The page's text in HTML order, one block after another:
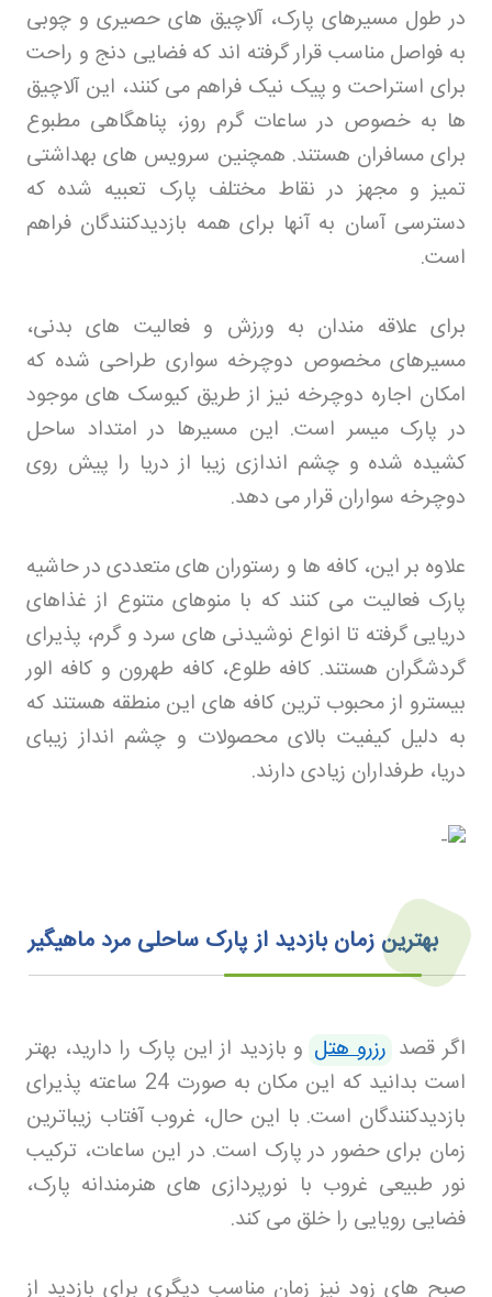
در طول مسیرهای پارک، آلاچیق های حصیری و چوبی
به فواصل مناسب قرار گرفته اند که فضایی دنج و راحت
برای استراحت و پیک نیک فراهم می کنند، این آلاچیق
ها به خصوص در ساعات گرم روز، پناهگاهی مطبوع
برای مسافران هستند. همچنین سرویس های بهداشتی
تمیز و مجهز در نقاط مختلف پارک تعبیه شده که
دسترسی آسان به آنها برای همه بازدیدکنندگان فراهم
است.
برای علاقه مندان به ورزش و فعالیت های بدنی،
مسیرهای مخصوص دوچرخه سواری طراحی شده که
امکان اجاره دوچرخه نیز از طریق کیوسک های موجود
در پارک میسر است. این مسیرها در امتداد ساحل
کشیده شده و چشم اندازی زیبا از دریا را پیش روی
دوچرخه سواران قرار می دهد.
علاوه بر این، کافه ها و رستوران های متعددی در حاشیه
پارک فعالیت می کنند که با منوهای متنوع از غذاهای
دریایی گرفته تا انواع نوشیدنی های سرد و گرم، پذیرای
گردشگران هستند. کافه طلوع، کافه طهرون و کافه الور
بیسترو از محبوب ترین کافه های این منطقه هستند که
به دلیل کیفیت بالای محصولات و چشم انداز زیبای
دریا، طرفداران زیادی دارند.
بهترین زمان بازدید از پارک ساحلی مرد ماهیگیر
اگر قصد رزرو هتل و بازدید از این پارک را دارید، بهتر
است بدانید که این مکان به صورت 24 ساعته پذیرای
بازدیدکنندگان است. با این حال، غروب آفتاب زیباترین
زمان برای حضور در پارک است. در این ساعات، ترکیب
نور طبیعی غروب با نورپردازی های هنرمندانه پارک،
فضایی رویایی را خلق می کند.
صبح های زود نیز زمان مناسب دیگری برای بازدید از